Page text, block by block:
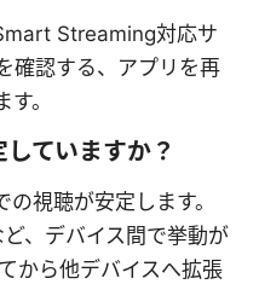
Streaming対応サ
確認する、アプリを再
。
ていますか？
視聴が安定します。
、デバイス間で挙動が
から他デバイスへ拡張